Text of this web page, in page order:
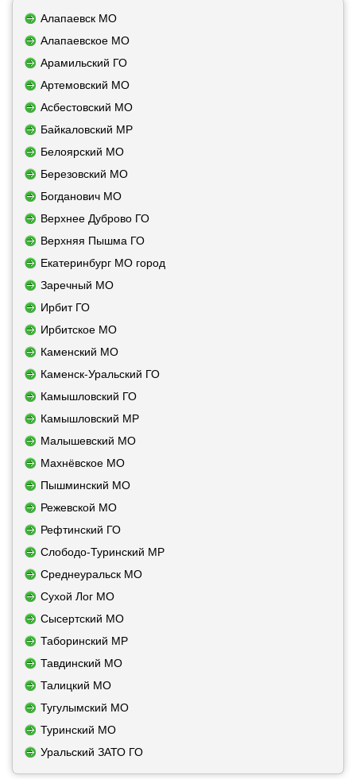
Алапаевск МО
Алапаевское МО
Арамильский ГО
Артемовский МО
Асбестовский МО
Байкаловский МР
Белоярский МО
Березовский МО
Богданович МО
Верхнее Дуброво ГО
Верхняя Пышма ГО
Екатеринбург МО город
Заречный МО
Ирбит ГО
Ирбитское МО
Каменский МО
Каменск-Уральский ГО
Камышловский ГО
Камышловский МР
Малышевский МО
Махнёвское МО
Пышминский МО
Режевской МО
Рефтинский ГО
Слободо-Туринский МР
Среднеуральск МО
Сухой Лог МО
Сысертский МО
Таборинский МР
Тавдинский МО
Талицкий МО
Тугулымский МО
Туринский МО
Уральский ЗАТО ГО